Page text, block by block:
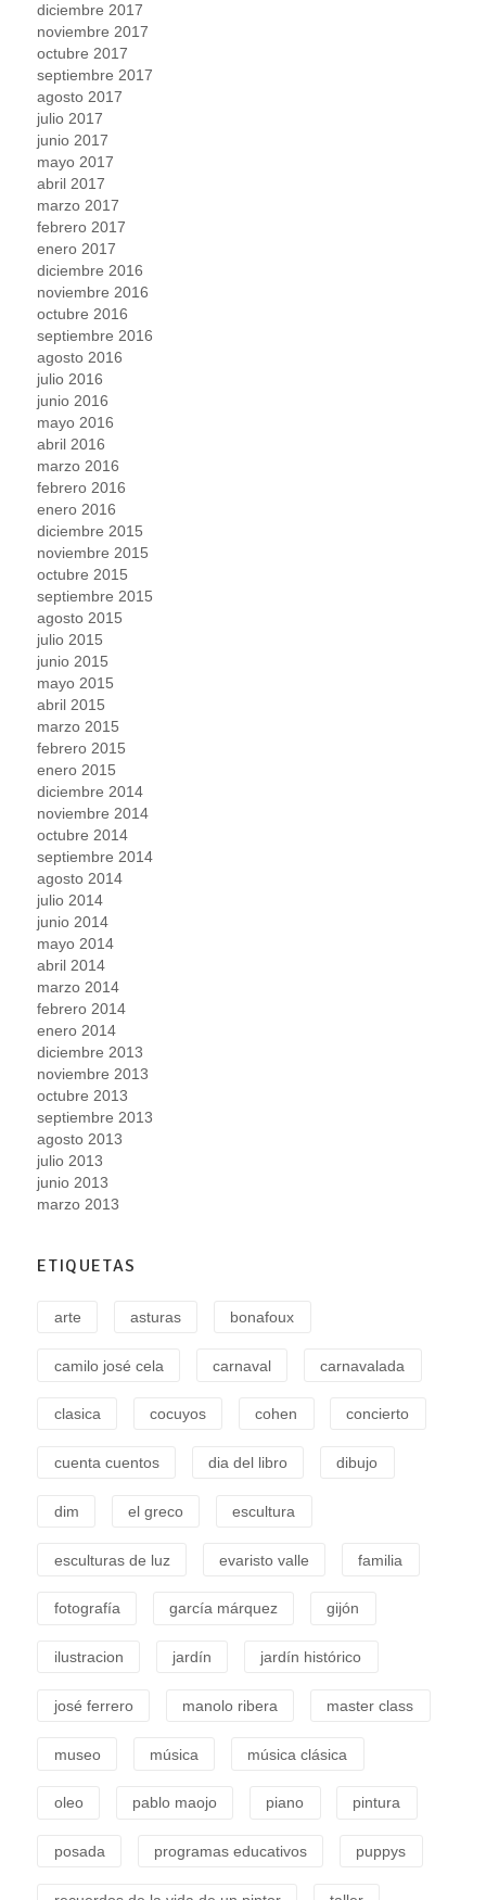
diciembre 2017
noviembre 2017
octubre 2017
septiembre 2017
agosto 2017
julio 2017
junio 2017
mayo 2017
abril 2017
marzo 2017
febrero 2017
enero 2017
diciembre 2016
noviembre 2016
octubre 2016
septiembre 2016
agosto 2016
julio 2016
junio 2016
mayo 2016
abril 2016
marzo 2016
febrero 2016
enero 2016
diciembre 2015
noviembre 2015
octubre 2015
septiembre 2015
agosto 2015
julio 2015
junio 2015
mayo 2015
abril 2015
marzo 2015
febrero 2015
enero 2015
diciembre 2014
noviembre 2014
octubre 2014
septiembre 2014
agosto 2014
julio 2014
junio 2014
mayo 2014
abril 2014
marzo 2014
febrero 2014
enero 2014
diciembre 2013
noviembre 2013
octubre 2013
septiembre 2013
agosto 2013
julio 2013
junio 2013
marzo 2013
ETIQUETAS
arte asturas bonafoux
camilo josé cela carnaval carnavalada
clasica cocuyos cohen concierto
cuenta cuentos dia del libro dibujo
dim el greco escultura
esculturas de luz evaristo valle familia
fotografía garcía márquez gijón
ilustracion jardín jardín histórico
josé ferrero manolo ribera master class
museo música música clásica
oleo pablo maojo piano pintura
posada programas educativos puppys